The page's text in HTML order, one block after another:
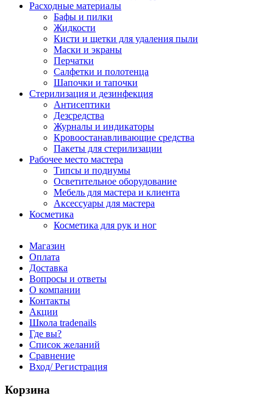
Расходные материалы
Бафы и пилки
Жидкости
Кисти и щетки для удаления пыли
Маски и экраны
Перчатки
Салфетки и полотенца
Шапочки и тапочки
Стерилизация и дезинфекция
Антисептики
Дезсредства
Журналы и индикаторы
Кровоостанавливающие средства
Пакеты для стерилизации
Рабочее место мастера
Типсы и подиумы
Осветительное оборудование
Мебель для мастера и клиента
Аксессуары для мастера
Косметика
Косметика для рук и ног
Магазин
Оплата
Доставка
Вопросы и ответы
О компании
Контакты
Акции
Школа tradenails
Где вы?
Список желаний
Сравнение
Вход/ Регистрация
Корзина